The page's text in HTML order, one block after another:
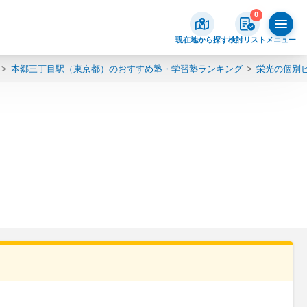
現在地から探す
0
検討リスト メニュー
本郷三丁目駅（東京都）のおすすめ塾・学習塾ランキング 栄光の個別